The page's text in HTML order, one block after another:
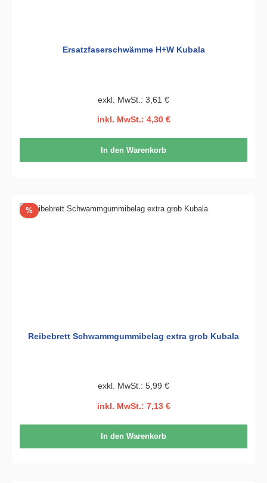
Ersatzfaserschwämme H+W Kubala
exkl. MwSt.: 3,61 €
inkl. MwSt.: 4,30 €
In den Warenkorb
%Rabatt
Reibebrett Schwammgummibelag extra grob Kubala
exkl. MwSt.: 5,99 €
inkl. MwSt.: 7,13 €
In den Warenkorb